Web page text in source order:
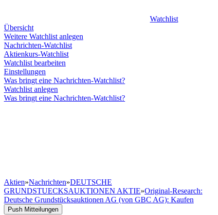
Watchlist
Übersicht
Weitere Watchlist anlegen
Nachrichten-Watchlist
Aktienkurs-Watchlist
Watchlist bearbeiten
Einstellungen
Was bringt eine Nachrichten-Watchlist?
Watchlist anlegen
Was bringt eine Nachrichten-Watchlist?
Aktien»Nachrichten»DEUTSCHE
GRUNDSTUECKSAUKTIONEN AKTIE»Original-Research:
Deutsche Grundstücksauktionen AG (von GBC AG): Kaufen
Push Mitteilungen